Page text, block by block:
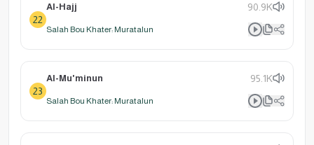
22
Al-Hajj 90.9K
Salah Bou Khater: Muratalun
23
Al-Mu'minun 95.1K
Salah Bou Khater: Muratalun